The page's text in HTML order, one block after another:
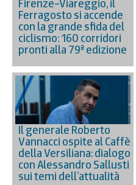
Firenze–Viareggio, il
Ferragosto si accende
con la grande sfida del
ciclismo: 160 corridori
pronti alla 79ª edizione
Il generale Roberto
Vannacci ospite al Caffè
della Versiliana: dialogo
con Alessandro Sallusti
sui temi dell’attualità